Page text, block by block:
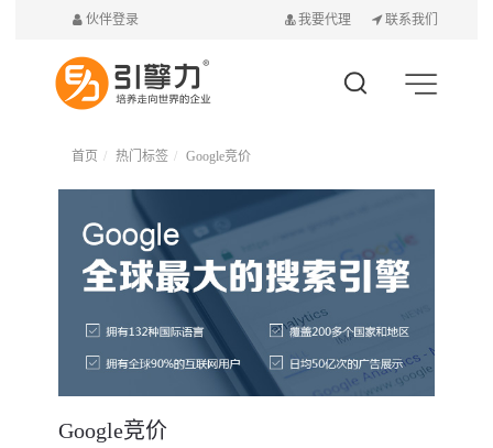
伙伴登录 我要代理 联系我们
首页 热门标签 Google竞价
Google竞价